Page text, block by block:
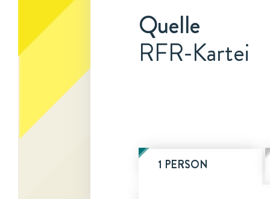
Quelle
RFR-Kartei
1 PERSON